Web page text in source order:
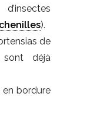
).
de
déjà
bordure